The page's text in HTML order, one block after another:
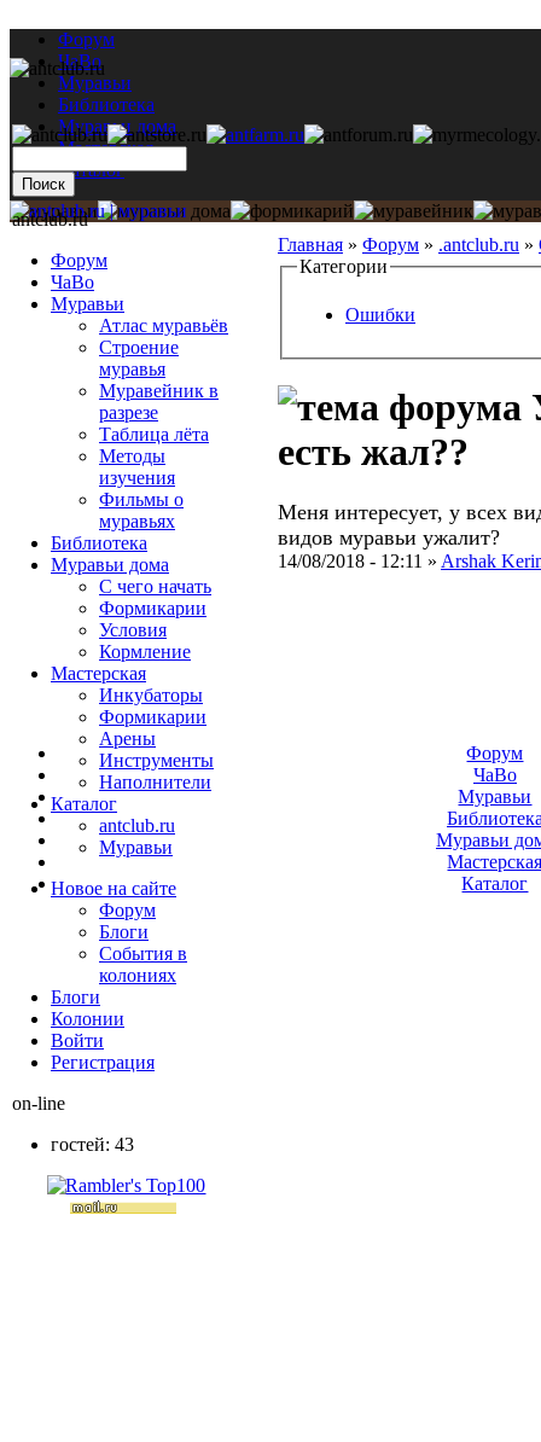
Форум
ЧаВо
Муравьи
Библиотека
Муравьи дома
Мастерская
Каталог
Главная » Форум » .antclub.ru »
Категории
Ошибки
есть жал??
Меня интересует, у всех
видов муравьи ужалит?
14/08/2018 - 12:11 » Arshak
antclub.ru
Форум
ЧаВо
Муравьи
Атлас муравьёв
Строение
муравья
Муравейник в
разрезе
Таблица лёта
Методы
изучения
Фильмы о
муравьях
Библиотека
Муравьи дома
С чего начать
Формикарии
Условия
Кормление
Мастерская
Инкубаторы
Формикарии
Арены
Инструменты
Наполнители
Каталог
antclub.ru
Муравьи
Новое на сайте
Форум
Блоги
События в
колониях
Блоги
Колонии
Войти
Peгиcтpaция
on-line
гостей: 43
Форум
ЧаВо
Муравьи
Муравьи
Каталог